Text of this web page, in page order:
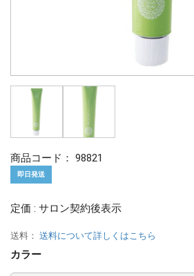
商品コード： 98821
即日発送
定価 : サロン契約後表示
送料： 送料について詳しくはこちら
カラー